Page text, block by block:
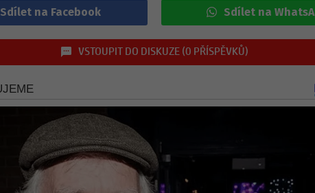
Sdílet na Facebook Sdílet na
VSTOUPIT DO DISKUZE (0 PŘÍSPĚVKŮ)